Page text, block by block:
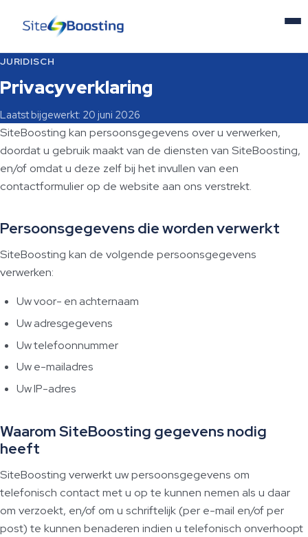
Home
Diensten
Nieuws
Over ons
Contact
EN
JURIDISCH
Privacyverklaring
Laatst bijgewerkt: 20 juni 2026
SiteBoosting kan persoonsgegevens over u verwerken,
doordat u gebruik maakt van de diensten van SiteBoosting,
en/of omdat u deze zelf bij het invullen van een
contactformulier op de website aan ons verstrekt.
Persoonsgegevens die worden verwerkt
SiteBoosting kan de volgende persoonsgegevens
verwerken:
Uw voor- en achternaam
Uw adresgegevens
Uw telefoonnummer
Uw e-mailadres
Uw IP-adres
Waarom SiteBoosting gegevens nodig
heeft
SiteBoosting verwerkt uw persoonsgegevens om
telefonisch contact met u op te kunnen nemen als u daar
om verzoekt, en/of om u schriftelijk (per e-mail en/of per
post) te kunnen benaderen indien u telefonisch onverhoopt